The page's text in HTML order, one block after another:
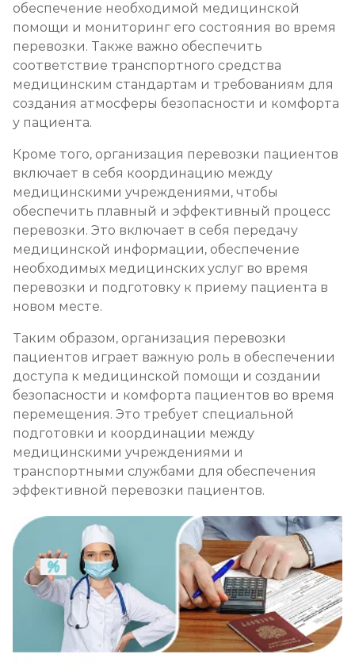
обеспечение необходимой медицинской
помощи и мониторинг его состояния во время
перевозки. Также важно обеспечить
соответствие транспортного средства
медицинским стандартам и требованиям для
создания атмосферы безопасности и комфорта
у пациента.
Кроме того, организация перевозки пациентов
включает в себя координацию между
медицинскими учреждениями, чтобы
обеспечить плавный и эффективный процесс
перевозки. Это включает в себя передачу
медицинской информации, обеспечение
необходимых медицинских услуг во время
перевозки и подготовку к приему пациента в
новом месте.
Таким образом, организация перевозки
пациентов играет важную роль в обеспечении
доступа к медицинской помощи и создании
безопасности и комфорта пациентов во время
перемещения. Это требует специальной
подготовки и координации между
медицинскими учреждениями и
транспортными службами для обеспечения
эффективной перевозки пациентов.